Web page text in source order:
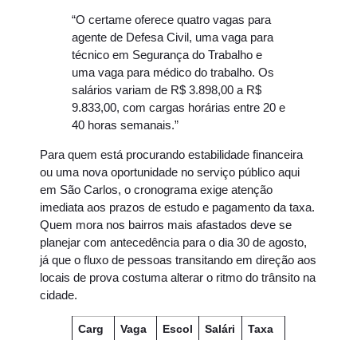
“O certame oferece quatro vagas para
agente de Defesa Civil, uma vaga para
técnico em Segurança do Trabalho e
uma vaga para médico do trabalho. Os
salários variam de R$ 3.898,00 a R$
9.833,00, com cargas horárias entre 20 e
40 horas semanais.”
Para quem está procurando estabilidade financeira
ou uma nova oportunidade no serviço público aqui
em São Carlos, o cronograma exige atenção
imediata aos prazos de estudo e pagamento da taxa.
Quem mora nos bairros mais afastados deve se
planejar com antecedência para o dia 30 de agosto,
já que o fluxo de pessoas transitando em direção aos
locais de prova costuma alterar o ritmo do trânsito na
cidade.
Carg
Vaga
Escol
Salári
Taxa